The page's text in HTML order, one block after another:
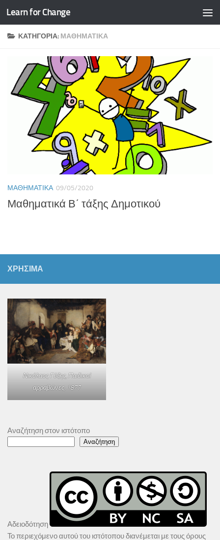
Skip to content
Learn for Change
ΚΑΤΗΓΟΡΊΑ: ΜΑΘΗΜΑΤΙΚΆ
ΜΑΘΗΜΑΤΙΚΆ 09/05/2020
Μαθηματικά Β΄ τάξης Δημοτικού
ΧΡΗΣΙΜΑ
Νικόλαος Γύζης,Παιδικοί
αρραβώνες, 1877
Αναζήτηση στον ιστότοπο
Αναζήτηση
Αδειοδότηση
Το περιεχόμενο αυτού του ιστότοπου διανέμεται με τους όρους